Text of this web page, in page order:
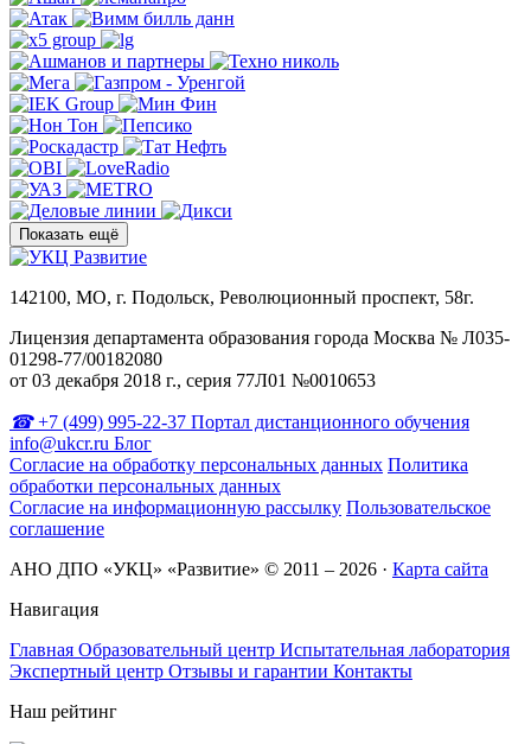
Показать ещё
142100, МО, г. Подольск, Революционный проспект, 58г.
Лицензия департамента образования города Москва № Л035-
01298-77/00182080
от 03 декабря 2018 г., серия 77Л01 №0010653
+7 (499) 995-22-37 Портал дистанционного обучения
info@ukcr.ru Блог
Согласие на обработку персональных данных Политика
обработки персональных данных
Согласие на информационную рассылку Пользовательское
соглашение
АНО ДПО «УКЦ» «Развитие» © 2011 – 2026 · Карта сайта
Навигация
Главная Образовательный центр Испытательная лаборатория
Экспертный центр Отзывы и гарантии Контакты
Наш рейтинг